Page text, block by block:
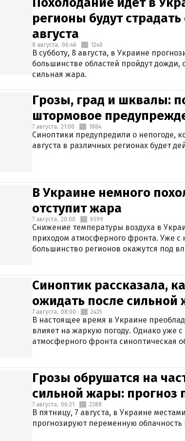
регионы будут
августа
8 августа, 06:46 1240
В субботу, 8 августа, в Украине
большинстве областей пройдут дожди,
сильная жара.
Грозы, град и шквалы:
штормовое
7 августа, 21:00 1884
Синоптики предупредили о непогоде,
августа в различных регионах будет
В Украине немного
отступит жара
7 августа, 20:00 6599
Снижение температуры воздуха в
приходом атмосферного фронта. Уже
большинство регионов окажутся под
Синоптик рассказала,
ожидать после сильной
7 августа, 08:00 2435
В настоящее время в Украине
влияет на жаркую погоду. Однако уже
атмосферного фронта синоптическая
Грозы обрушатся на
сильной жары: прогноз
7 августа, 06:21 2388
В пятницу, 7 августа, в Украине
прогнозируют переменную облачность